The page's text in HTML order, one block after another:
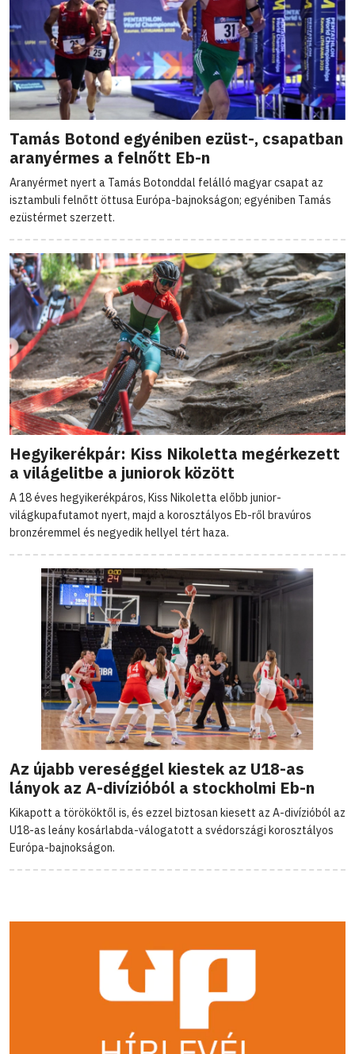
Tamás Botond egyéniben ezüst-, csapatban
aranyérmes a felnőtt Eb-n
Aranyérmet nyert a Tamás Botonddal felálló magyar csapat az
isztambuli felnőtt öttusa Európa-bajnokságon; egyéniben Tamás
ezüstérmet szerzett.
Hegyikerékpár: Kiss Nikoletta megérkezett
a világelitbe a juniorok között
A 18 éves hegyikerékpáros, Kiss Nikoletta előbb junior-
világkupafutamot nyert, majd a korosztályos Eb-ről bravúros
bronzéremmel és negyedik hellyel tért haza.
Az újabb vereséggel kiestek az U18-as
lányok az A-divízióból a stockholmi Eb-n
Kikapott a törököktől is, és ezzel biztosan kiesett az A-divízióból az
U18-as leány kosárlabda-válogatott a svédországi korosztályos
Európa-bajnokságon.